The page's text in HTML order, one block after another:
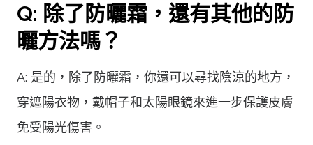
Q: 除了防曬霜，還有其他的防
曬方法嗎？
A: 是的，除了防曬霜，你還可以尋找陰涼的地方，
穿遮陽衣物，戴帽子和太陽眼鏡來進一步保護皮膚
免受陽光傷害。